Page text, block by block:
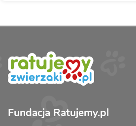
Fundacja Ratujemy.pl